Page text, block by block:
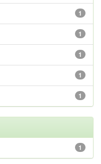
1
1
1
1
1
1